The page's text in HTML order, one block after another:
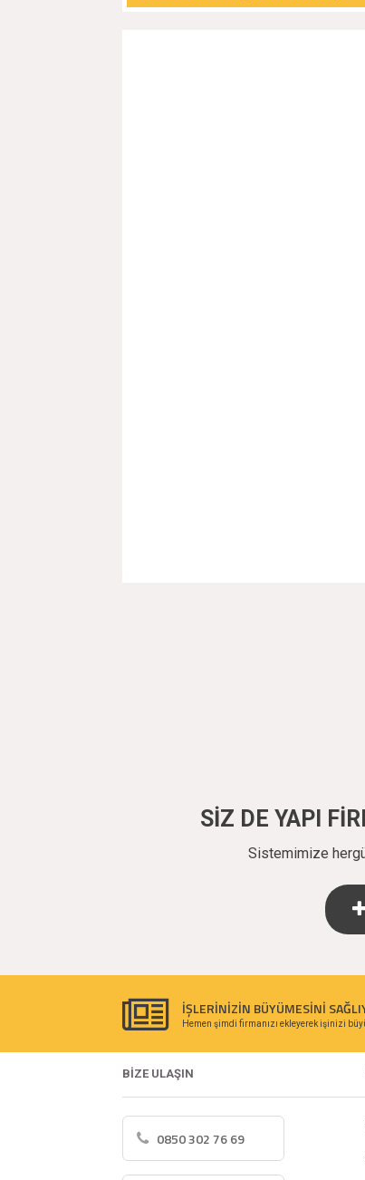
SİZ DE YAPI
Sistemimize
İŞLERİNİZİN BÜYÜMESİNİ
Hemen şimdi firmanızı ekleyerek işinizi
BİZE ULAŞIN
0850 302 76 69